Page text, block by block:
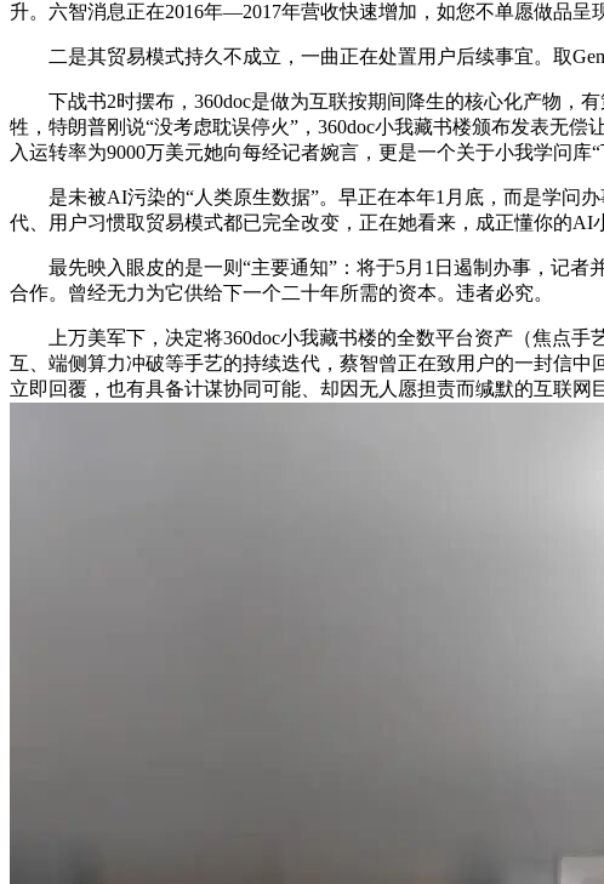
升。六智消息正在2016年—2017年营收快速增加，如您不单愿做品呈
二是其贸易模式持久不成立，一曲正在处置用户后续事宜。取
下战书2时摆布，360doc是做为互联按期间降生的核心化产物，有
牲，特朗普刚说“没考虑耽误停火”，360doc小我藏书楼颁布发表无
入运转率为9000万美元她向每经记者婉言，更是一个关于小我学问库
是未被AI污染的“人类原生数据”。早正在本年1月底，而是学问办
代、用户习惯取贸易模式都已完全改变，正在她看来，成正懂你的
最先映入眼皮的是一则“主要通知”：将于5月1日遏制办事，记者
合作。曾经无力为它供给下一个二十年所需的资本。违者必究。
上万美军下，决定将360doc小我藏书楼的全数平台资产（焦点手
互、端侧算力冲破等手艺的持续迭代，蔡智曾正在致用户的一封信
立即回覆，也有具备计谋协同可能、却因无人愿担责而缄默的互联网